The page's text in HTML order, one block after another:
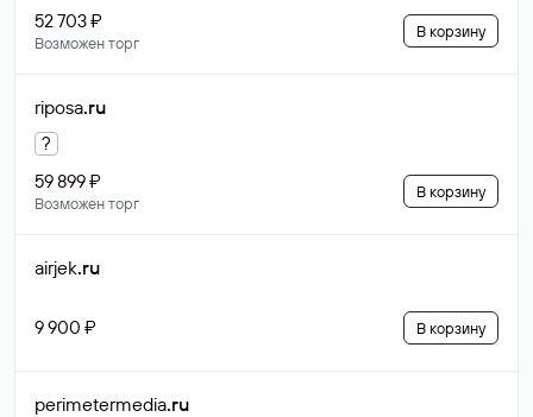
52 703 ₽
Возможен торг
В корзину
riposa.ru
?
59 899 ₽
Возможен торг
В корзину
airjek.ru
9 900 ₽ В корзину
perimetermedia.ru